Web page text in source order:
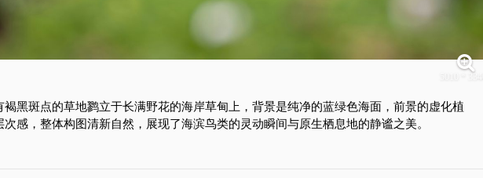
褐黑斑点的草地鹨立于长满野花的海岸草甸上，背景是纯净的蓝绿色海面，前景的虚化植
次感，整体构图清新自然，展现了海滨鸟类的灵动瞬间与原生栖息地的静谧之美。
5010 * 3340